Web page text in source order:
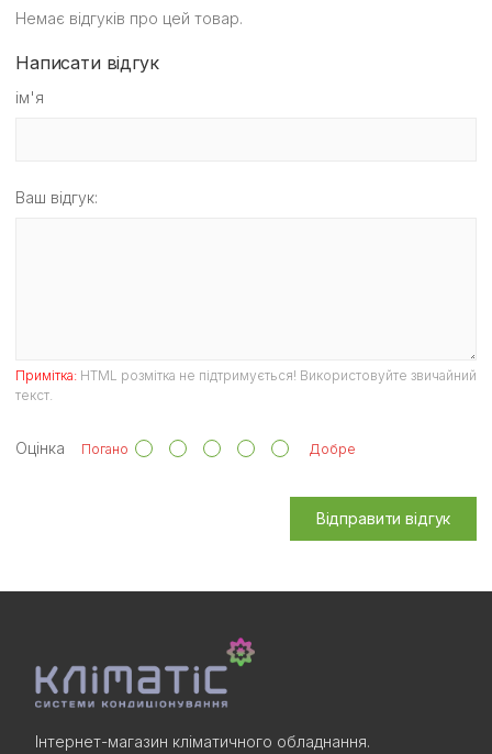
Немає відгуків про цей товар.
Написати відгук
ім'я
Ваш відгук:
Примітка: HTML розмітка не підтримується! Використовуйте звичайний
текст.
Оцінка Погано Добре
Відправити відгук
Інтернет-магазин кліматичного обладнання.